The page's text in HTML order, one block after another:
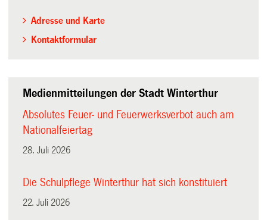
Adresse und Karte
Kontaktformular
Medienmitteilungen der Stadt Winterthur
Absolutes Feuer- und Feuerwerksverbot auch am
Nationalfeiertag
28. Juli 2026
Die Schulpflege Winterthur hat sich konstituiert
22. Juli 2026